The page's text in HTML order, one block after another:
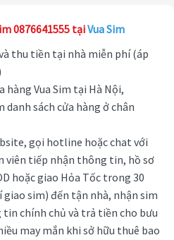
0876641555 tạiVua Sim
thu tiền tại nhà miễn phí (áp
hàng Vua Sim tại Hà Nội,
danh sách cửa hàng ở chân
gọi hotline hoặc chat với
viên tiếp nhận thông tin, hồ sơ
hoặc giao Hỏa Tốc trong 30
sim) đến tận nhà, nhận sim
chính chủ và trả tiền cho bưu
may mắn khi sở hữu thuê bao